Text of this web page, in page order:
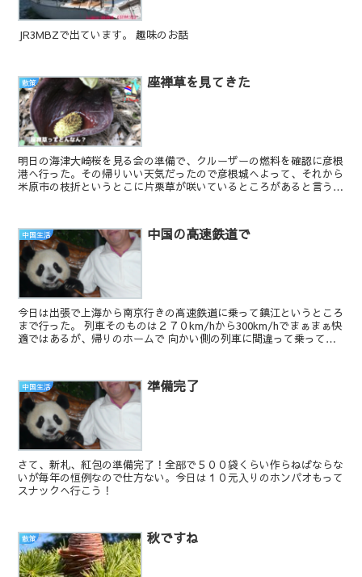
JR3MBZで出ています。 趣味のお話
散策 座禅草を見てきた
明日の海津大崎桜を見る会の準備で、クルーザーの燃料を確認に彦根
港へ行った。その帰りいい天気だったので彦根城へよって、それから
米原市の枝折というとこに片栗草が咲いているところがあると言うこ
中国生活 中国の高速鉄道で
今日は出張で上海から南京行きの高速鉄道に乗って鎮江というところ
まで行った。 列車そのものは２７０km/hから300km/hでまぁまぁ快
適ではあるが、帰りのホームで 向かい側の列車に間違って乗ってし
中国生活 準備完了
さて、新札、紅包の準備完了！全部で５００袋くらい作らねばならな
いが毎年の恒例なので仕方ない。今日は１０元入りのホンパオもって
スナックへ行こう！
散策 秋ですね